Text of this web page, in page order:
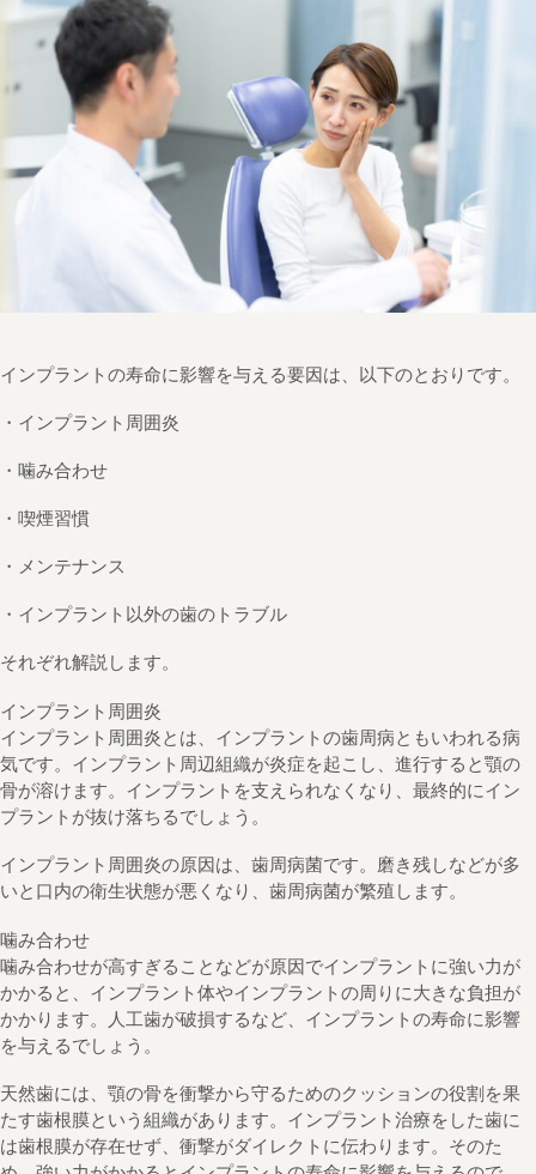
インプラントの寿命に影響を与える要因は、以下のとおりです。
・インプラント周囲炎
・噛み合わせ
・喫煙習慣
・メンテナンス
・インプラント以外の歯のトラブル
それぞれ解説します。
インプラント周囲炎
インプラント周囲炎とは、インプラントの歯周病ともいわれる病
気です。インプラント周辺組織が炎症を起こし、進行すると顎の
骨が溶けます。インプラントを支えられなくなり、最終的にイン
プラントが抜け落ちるでしょう。
インプラント周囲炎の原因は、歯周病菌です。磨き残しなどが多
いと口内の衛生状態が悪くなり、歯周病菌が繁殖します。
噛み合わせ
噛み合わせが高すぎることなどが原因でインプラントに強い力が
かかると、インプラント体やインプラントの周りに大きな負担が
かかります。人工歯が破損するなど、インプラントの寿命に影響
を与えるでしょう。
天然歯には、顎の骨を衝撃から守るためのクッションの役割を果
たす歯根膜という組織があります。インプラント治療をした歯に
は歯根膜が存在せず、衝撃がダイレクトに伝わります。そのた